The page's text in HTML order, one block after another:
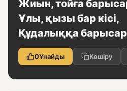
Жиын, тойға
Ұлы, қызы бар кісі,
Құдалыққа
0Ұнайды Көшіру